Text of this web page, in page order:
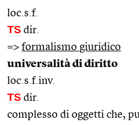
loc.s.f.
TS dir.
=> formalismo giuridico
universalità di diritto
loc.s.f.inv.
TS dir.
complesso di oggetti che,